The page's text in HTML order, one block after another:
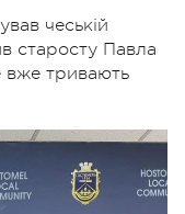
чеській
старосту Павла
вже тривають